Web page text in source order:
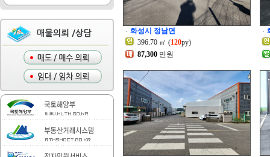
화성시 정남면
396.70 ㎡ (120py)
87,300 만원